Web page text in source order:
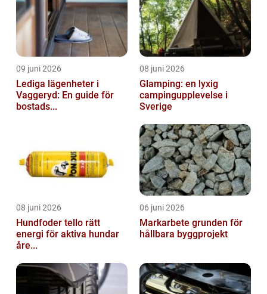
09 juni 2026
Lediga lägenheter i
Vaggeryd: En guide för
bostads...
08 juni 2026
Glamping: en lyxig
campingupplevelse i
Sverige
08 juni 2026
Hundfoder tello rätt
energi för aktiva hundar
åre...
06 juni 2026
Markarbete grunden för
hållbara byggprojekt